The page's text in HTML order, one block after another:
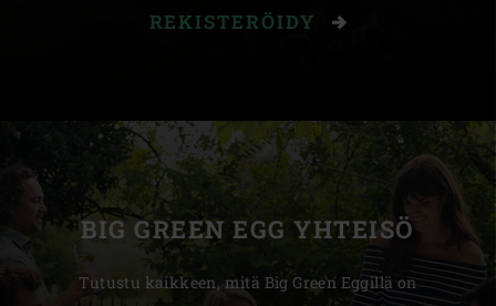
REKISTERÖIDY
BIG GREEN EGG YHTEISÖ
Tutustu kaikkeen, mitä Big Green Eggillä on